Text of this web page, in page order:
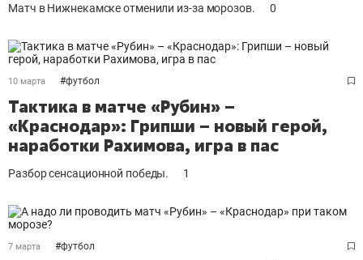
Матч в Нижнекамске отменили из-за морозов. 0
10 марта #футбол
Тактика в матче «Рубин» –
«Краснодар»: Грипши – новый герой,
наработки Рахимова, игра в пас
Разбор сенсационной победы. 1
7 марта #футбол